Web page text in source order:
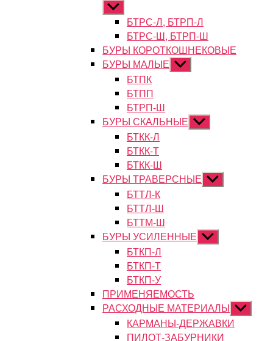
Показывать
подменюБТРС-Л, БТРП-Л
БТРС-Ш, БТРП-Ш
БУРЫ КОРОТКОШНЕКОВЫЕ
БУРЫ МАЛЫЕ Показывать
подменю
БТПК
БТПП
БТРП-Ш
БУРЫ СКАЛЬНЫЕ Показывать
подменю
БТКК-Л
БТКК-Т
БТКК-Ш
БУРЫ ТРАВЕРСНЫЕ Показывать
подменю
БТТЛ-К
БТТЛ-Ш
БТТМ-Ш
БУРЫ УСИЛЕННЫЕ Показывать
подменю
БТКП-Л
БТКП-Т
БТКП-У
ПРИМЕНЯЕМОСТЬ
РАСХОДНЫЕ МАТЕРИАЛЫ
подменю
КАРМАНЫ-ДЕРЖАВКИ
ПИЛОТ-ЗАБУРНИКИ